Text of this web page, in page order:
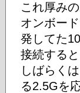
これ厚み
オンボー
発してた
接続する
しばらく
る2.5Gを